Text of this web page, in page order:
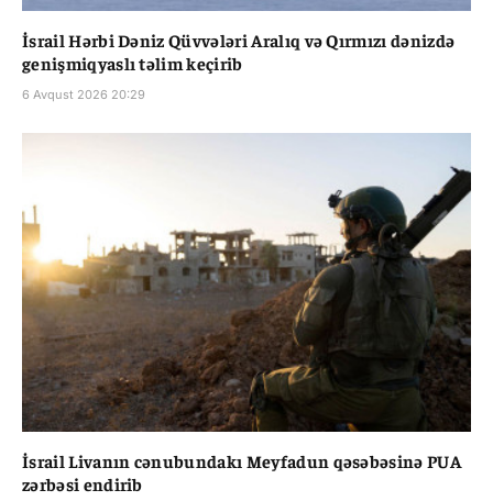
İsrail Hərbi Dəniz Qüvvələri Aralıq və Qırmızı dənizdə
genişmiqyaslı təlim keçirib
6 Avqust 2026 20:29
İsrail Livanın cənubundakı Meyfadun qəsəbəsinə PUA
zərbəsi endirib